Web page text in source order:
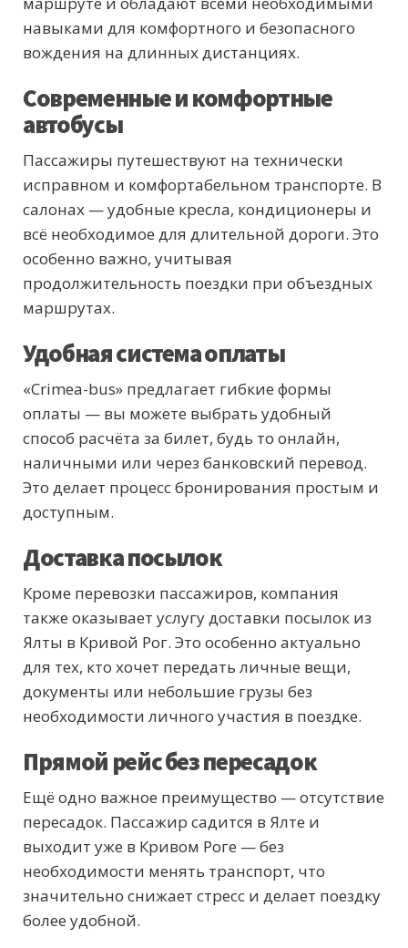
навыками для комфортного и безопасного
вождения на длинных дистанциях.
Современные и комфортные
автобусы
Пассажиры путешествуют на технически
исправном и комфортабельном транспорте. В
салонах — удобные кресла, кондиционеры и
всё необходимое для длительной дороги. Это
особенно важно, учитывая
продолжительность поездки при объездных
маршрутах.
Удобная система оплаты
«Crimea-bus» предлагает гибкие формы
оплаты — вы можете выбрать удобный
способ расчёта за билет, будь то онлайн,
наличными или через банковский перевод.
Это делает процесс бронирования простым и
доступным.
Доставка посылок
Кроме перевозки пассажиров, компания
также оказывает услугу доставки посылок из
Ялты в Кривой Рог. Это особенно актуально
для тех, кто хочет передать личные вещи,
документы или небольшие грузы без
необходимости личного участия в поездке.
Прямой рейс без пересадок
Ещё одно важное преимущество — отсутствие
пересадок. Пассажир садится в Ялте и
выходит уже в Кривом Роге — без
необходимости менять транспорт, что
значительно снижает стресс и делает поездку
более удобной.